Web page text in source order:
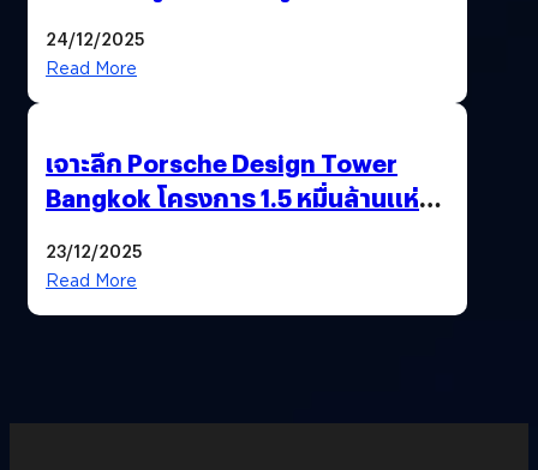
24/12/2025
Read More
เจาะลึก Porsche Design Tower
Bangkok โครงการ 1.5 หมื่นล้านแห่ง
23/12/2025
Read More